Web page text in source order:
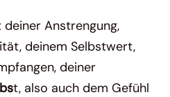
deiner Anstrengung,
deinem Selbstwert,
deiner
t, also auch dem Gefühl